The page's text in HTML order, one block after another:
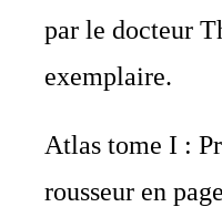
par le docteur
exemplaire.
Atlas tome I :
rousseur en